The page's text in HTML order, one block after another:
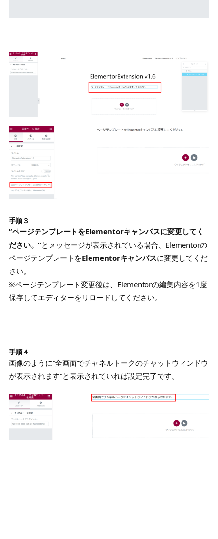
手順３
”ページテンプレートをElementorキャンバスに変更してく
ださい。”とメッセージが表示されている場合、Elementorの
ページテンプレートをElementorキャンバスに変更してくだ
さい。
※ページテンプレート変更後は、Elementorの編集内容を1度
保存してエディターをリロードしてください。
手順４
画像のように”全画面でチャネルトークのチャットウィンドウ
が表示されます”と表示されていれば設定完了です。